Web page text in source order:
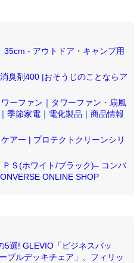
35cm - アウトドア・キャンプ用
臭剤400 |おそうじのことならア
ーファン｜タワーファン・扇風
季節家電｜電化製品｜商品情報
アー | プロテクトクリーンシリ
Ｓ(ホワイト/ブラック)– コンバ
ONLINE SHOP
5選! GLEVIO「ビジネスバッ
ブルデッキチェア」、フィリッ